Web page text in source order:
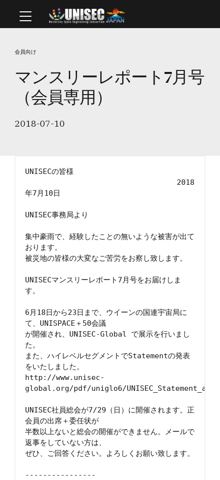
会員向け
マンスリーレポート7月号
（会員専用）
2018-07-10
UNISECの皆様
2018
年7月10日
UNISEC事務局より
集中豪雨で、経験したことの無いような被害が出て
おります。
被災地の皆様の大変なご苦労をお察し致します。
UNISECマンスリーレポート7月号をお届けしま
す。
6月18日から23日まで、ウイーンの国連宇宙局に
て、UNISPACE＋50会議
が開催され、UNISEC-Global で展示を行いまし
た。
また、ハイレベルセグメントでStatementの発表
をいたしました。
http://www.unisec-
global.org/pdf/uniglo6/
UNISEC社員総会が7/29（日）に開催されます。正
会員の出席＋委任状が
半数以上ないと総会の開催ができません。メールで
返事をしていない方は、
ぜひ、ご回答ください。よろしくお願い致します。
----------------